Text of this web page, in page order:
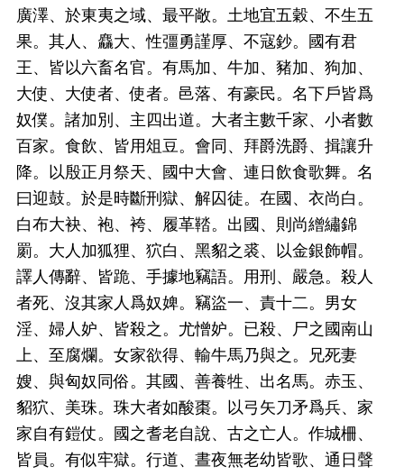
廣澤、於東夷之域、最平敞。土地宜五穀、不生五
果。其人、麤大、性彊勇謹厚、不寇鈔。國有君
王、皆以六畜名官。有馬加、牛加、豬加、狗加、
大使、大使者、使者。邑落、有豪民。名下戶皆爲
奴僕。諸加別、主四出道。大者主數千家、小者數
百家。食飲、皆用俎豆。會同、拜爵洗爵、揖讓升
降。以殷正月祭天、國中大會、連日飲食歌舞。名
曰迎鼓。於是時斷刑獄、解囚徒。在國、衣尚白。
白布大袂、袍、袴、履革鞜。出國、則尚繒繡錦
罽。大人加狐狸、狖白、黑貂之裘、以金銀飾帽。
譯人傳辭、皆跪、手據地竊語。用刑、嚴急。殺人
者死、沒其家人爲奴婢。竊盜一、責十二。男女
淫、婦人妒、皆殺之。尤憎妒。已殺、尸之國南山
上、至腐爛。女家欲得、輸牛馬乃與之。兄死妻
嫂、與匈奴同俗。其國、善養牲、出名馬。赤玉、
貂狖、美珠。珠大者如酸棗。以弓矢刀矛爲兵、家
家自有鎧仗。國之耆老自說、古之亡人。作城柵、
皆員。有似牢獄。行道、晝夜無老幼皆歌、通日聲